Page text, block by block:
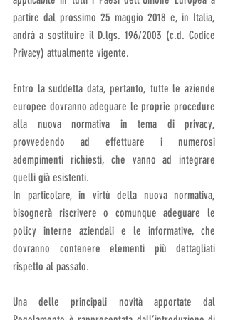
partire dal prossimo 25 maggio 2018 e, in Italia,
andrà a sostituire il D.lgs. 196/2003 (c.d. Codice
Privacy) attualmente vigente.
Entro la suddetta data, pertanto, tutte le aziende
europee dovranno adeguare le proprie procedure
alla nuova normativa in tema di privacy,
provvedendo ad effettuare i numerosi
adempimenti richiesti, che vanno ad integrare
quelli già esistenti.
In particolare, in virtù della nuova normativa,
bisognerà riscrivere o comunque adeguare le
policy interne aziendali e le informative, che
dovranno contenere elementi più dettagliati
rispetto al passato.
Una delle principali novità apportate dal